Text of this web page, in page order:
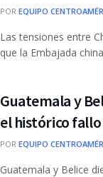
POR EQUIPO
Las tensiones entre
que la Embajada
Guatemala y
el histórico
POR EQUIPO
Guatemala y Belice